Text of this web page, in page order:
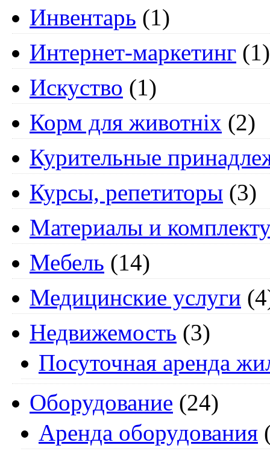
Инвентарь (1)
Интернет-маркетинг (1)
Искуство (1)
Корм для животніх (2)
Курительные
Курсы, репетиторы (3)
Материалы и
Мебель (14)
Медицинские услуги
Недвижемость (3)
Посуточная аренда
Оборудование (24)
Аренда оборудования